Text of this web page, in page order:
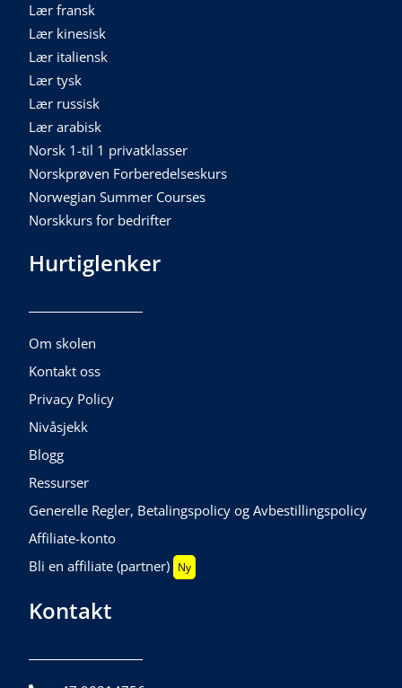
Lær fransk
Lær kinesisk
Lær italiensk
Lær tysk
Lær russisk
Lær arabisk
Norsk 1-til 1 privatklasser
Norskprøven Forberedelseskurs
Norwegian Summer Courses
Norskkurs for bedrifter
Hurtiglenker
Om skolen
Kontakt oss
Privacy Policy
Nivåsjekk
Blogg
Ressurser
Generelle Regler, Betalingspolicy og Avbestillingspolicy
Affiliate-konto
Bli en affiliate (partner) Ny
Kontakt